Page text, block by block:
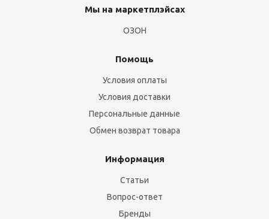
Мы на маркетплэйсах
ОЗОН
Помощь
Условия оплаты
Условия доставки
Персональные данные
Обмен возврат товара
Информация
Статьи
Вопрос-ответ
Бренды